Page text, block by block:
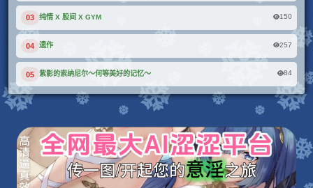
03 纯情 X 股间 X GYM 150
04 遗作 257
05 紫影的索纳尼尔～何等美好的记忆～ 84